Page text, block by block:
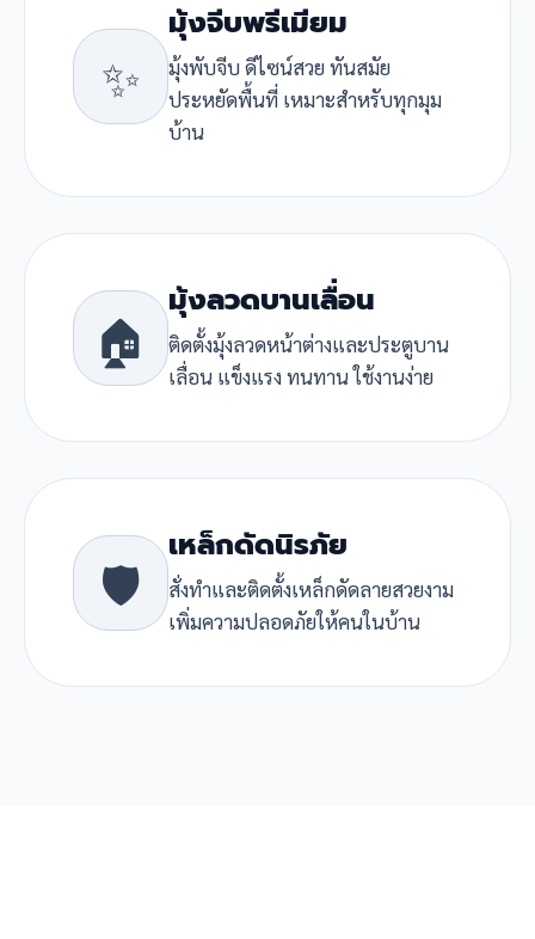
✨
มุ้งจีบพรีเมียม
มุ้งพับจีบ ดีไซน์สวย ทันสมัย
ประหยัดพื้นที่ เหมาะสำหรับทุกมุม
บ้าน
🏠
มุ้งลวดบานเลื่อน
ติดตั้งมุ้งลวดหน้าต่างและประตูบาน
เลื่อน แข็งแรง ทนทาน ใช้งานง่าย
🛡️
เหล็กดัดนิรภัย
สั่งทำและติดตั้งเหล็กดัดลายสวยงาม
เพิ่มความปลอดภัยให้คนในบ้าน